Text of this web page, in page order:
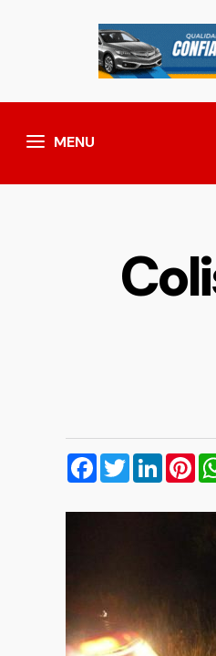
MENU
Facebook
TwitterLinkedIn